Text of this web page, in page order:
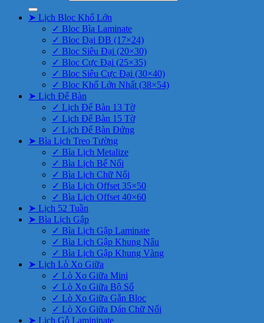
➤ Lịch Bloc Khổ Lớn
✓ Bloc Bìa Laminate
✓ Bloc Đại ĐB (17×24)
✓ Bloc Siêu Đại (20×30)
✓ Bloc Cực Đại (25×35)
✓ Bloc Siêu Cực Đại (30×40)
✓ Bloc Khổ Lớn Nhất (38×54)
➤ Lịch Để Bàn
✓ Lịch Để Bàn 13 Tờ
✓ Lịch Để Bàn 15 Tờ
✓ Lịch Để Bàn Đứng
➤ Bìa Lịch Treo Tường
✓ Bìa Lịch Metalize
✓ Bìa Lịch Bế Nổi
✓ Bìa Lịch Chữ Nổi
✓ Bìa Lịch Offset 35×50
✓ Bìa Lịch Offset 40×60
➤ Lịch 52 Tuần
➤ Bìa Lịch Gập
✓ Bìa Lịch Gập Laminate
✓ Bìa Lịch Gập Khung Nâu
✓ Bìa Lịch Gập Khung Vàng
➤ Lịch Lò Xo Giữa
✓ Lò Xo Giữa Mini
✓ Lò Xo Giữa Bộ Số
✓ Lò Xo Giữa Gắn Bloc
✓ Lò Xo Giữa Dán Chữ Nổi
➤ Lịch Gỗ Lamininate